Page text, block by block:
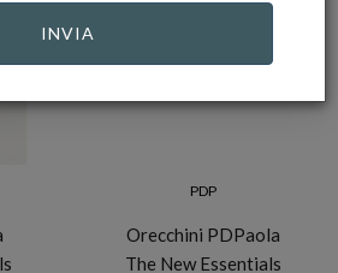
PDP
Orecchini PDPaola
The New Essentials
INVIA